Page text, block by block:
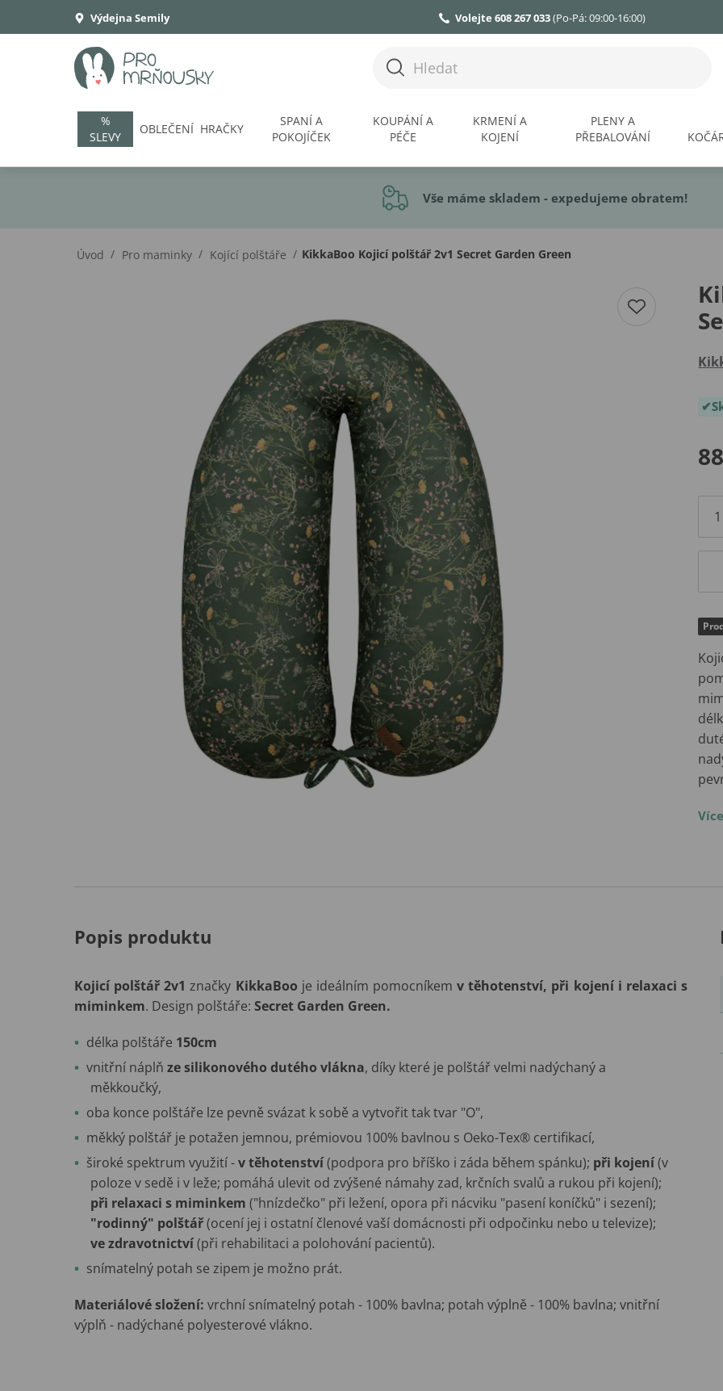
Výdejna Semily Volejte 608 267 033(Po-Pá: 09:00-16:00)
%
SLEVY
OBLEČENÍ HRAČKY
SPANÍ A
POKOJÍČEK
KOUPÁNÍ A
PÉČE
KRMENÍ A
KOJENÍ
PLENY A
PŘEBALOVÁNÍ
Vše máme skladem - expedujeme obratem!
Úvod / Pro maminky / Kojící polštáře / KikkaBoo Kojicí polštář 2v1 Secret Garden Green
Popis produktu
Kojicí polštář 2v1 značky KikkaBoo je ideálním pomocníkemv těhotenství, při kojení i relaxaci s
miminkem. Design polštáře: Secret Garden Green.
délka polštáře 150cm
vnitřní náplň ze silikonového dutého vlákna, díky které je polštář velmi nadýchaný a
měkkoučký,
oba konce polštáře lze pevně svázat k sobě a vytvořit tak tvar "O",
měkký polštář je potažen jemnou, prémiovou 100% bavlnou s Oeko-Tex® certifikací,
široké spektrum využití -v těhotenství(podpora pro bříško i záda během spánku); při kojení(v
poloze v sedě i v leže; pomáhá ulevit od zvýšené námahy zad, krčních svalů a rukou při kojení);
při relaxaci s miminkem ("hnízdečko" při ležení, opora při nácviku "pasení koníčků" i sezení);
"rodinný" polštář(ocení jej i ostatní členové vaší domácnosti při odpočinku nebo u televize);
ve zdravotnictví(při rehabilitaci a polohování pacientů).
snímatelný potah se zipem je možno prát.
Materiálové složení: vrchní snímatelný potah - 100% bavlna; potah výplně - 100% bavlna; vnitřní
výplň - nadýchané polyesterové vlákno.